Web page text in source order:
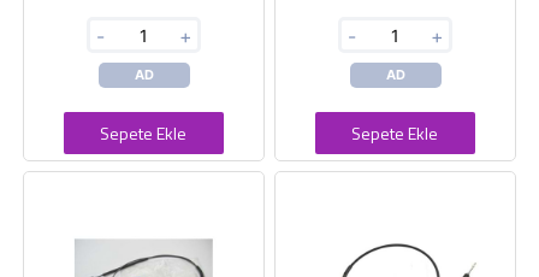
- +
AD
Sepete Ekle
- +
AD
Sepete Ekle